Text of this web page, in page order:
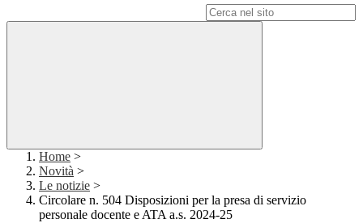
Home >
Novità >
Le notizie >
Circolare n. 504 Disposizioni per la presa di servizio
personale docente e ATA a.s. 2024-25